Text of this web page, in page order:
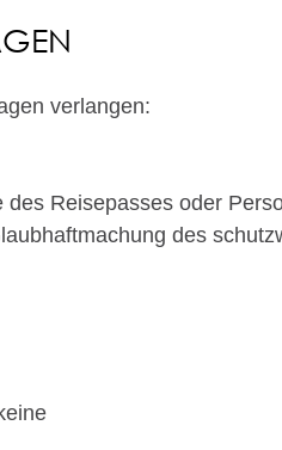
verlangen:
Reisepasses oder
des